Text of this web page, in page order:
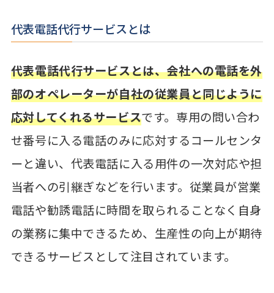
代表電話代行サービスとは
代表電話代行サービスとは、会社への電話を外
部のオペレーターが自社の従業員と同じように
応対してくれるサービスです。専用の問い合わ
せ番号に入る電話のみに応対するコールセンタ
ーと違い、代表電話に入る用件の一次対応や担
当者への引継ぎなどを行います。従業員が営業
電話や勧誘電話に時間を取られることなく自身
の業務に集中できるため、生産性の向上が期待
できるサービスとして注目されています。